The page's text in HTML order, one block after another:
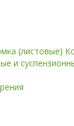
(листовые)
и